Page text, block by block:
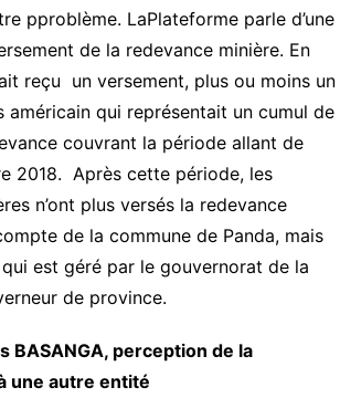
pproblème. LaPlateforme parle d’une
de la redevance minière. En
reçu un versement, plus ou moins un
américain qui représentait un cumul de
couvrant la période allant de
2018. Après cette période, les
n’ont plus versés la redevance
de la commune de Panda, mais
est géré par le gouvernorat de la
de province.
BASANGA, perception de la
une autre entité